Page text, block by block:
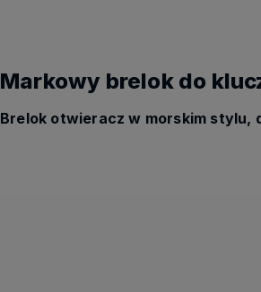
Markowy brelok do
Brelok otwieracz w morskim stylu,